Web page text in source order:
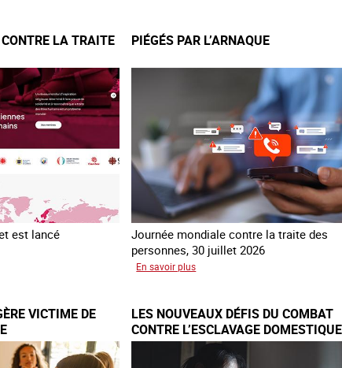
avec
jeunes
LA TRAITE
est lancé
PIÉGÉS PAR L’ARNAQUE
Journée mondiale contre la traite des
personnes, 30 juillet 2026
En savoir plus
l’arnaque
VICTIME DE
LES NOUVEAUX DÉFIS DU COMBAT
CONTRE L’ESCLAVAGE
FRANCE